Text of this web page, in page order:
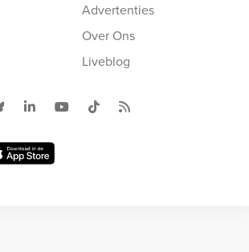
Advertenties
Over Ons
Liveblog